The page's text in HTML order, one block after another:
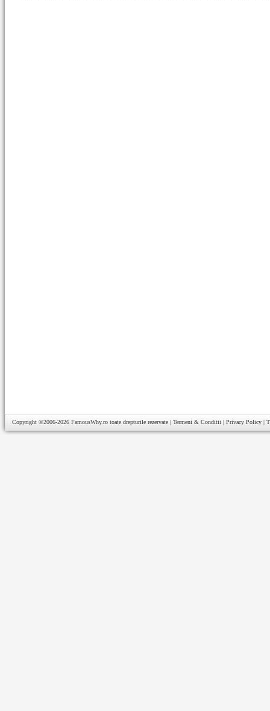
Copyright ©2006-2026 FamousWhy.ro toate drepturile rezervate | Termeni & Conditii | Privacy Policy |